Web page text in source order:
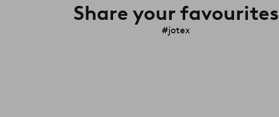
Share your favourites
#jotex